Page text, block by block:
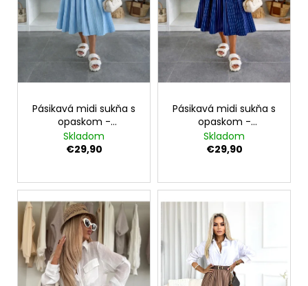
v
o
d
t
Pásikavá midi sukňa s
opaskom -
svetlomodrá
Skladom
€29,90
Pásikavá midi sukňa s
opaskom -
tmavomodrá
Skladom
€29,90
a
m
PYŽAMOVÝ